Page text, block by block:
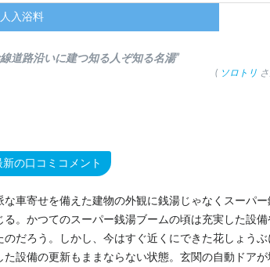
入浴料
道路沿いに建つ知る人ぞ知る名湯”
( ソロトリ
新の口コミコメント
な車寄せを備えた建物の外観に銭湯じゃなくスーパ
る。かつてのスーパー銭湯ブームの頃は充実した設
のだろう。しかし、今はすぐ近くにできた花しょう
た設備の更新もままならない状態。玄関の自動ドア